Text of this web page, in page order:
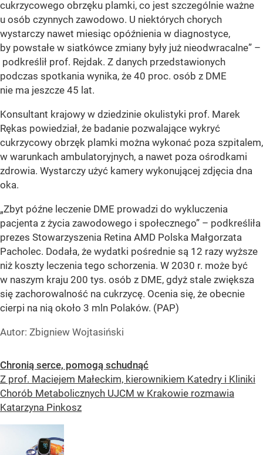
cukrzycowego obrzęku plamki, co jest szczególnie ważne
u osób czynnych zawodowo. U niektórych chorych
wystarczy nawet miesiąc opóźnienia w diagnostyce,
by powstałe w siatkówce zmiany były już nieodwracalne” –
podkreślił prof. Rejdak. Z danych przedstawionych
podczas spotkania wynika, że 40 proc. osób z DME
nie ma jeszcze 45 lat.
Konsultant krajowy w dziedzinie okulistyki prof. Marek
Rękas powiedział, że badanie pozwalające wykryć
cukrzycowy obrzęk plamki można wykonać poza szpitalem,
w warunkach ambulatoryjnych, a nawet poza ośrodkami
zdrowia. Wystarczy użyć kamery wykonującej zdjęcia dna
oka.
„Zbyt późne leczenie DME prowadzi do wykluczenia
pacjenta z życia zawodowego i społecznego” – podkreśliła
prezes Stowarzyszenia Retina AMD Polska Małgorzata
Pacholec. Dodała, że wydatki pośrednie są 12 razy wyższe
niż koszty leczenia tego schorzenia. W 2030 r. może być
w naszym kraju 200 tys. osób z DME, gdyż stale zwiększa
się zachorowalność na cukrzycę. Ocenia się, że obecnie
cierpi na nią około 3 mln Polaków. (PAP)
Autor: Zbigniew Wojtasiński
Chronią serce, pomogą schudnąć
Z prof. Maciejem Małeckim, kierownikiem Katedry i Kliniki
Chorób Metabolicznych UJCM w Krakowie rozmawia
Katarzyna Pinkosz